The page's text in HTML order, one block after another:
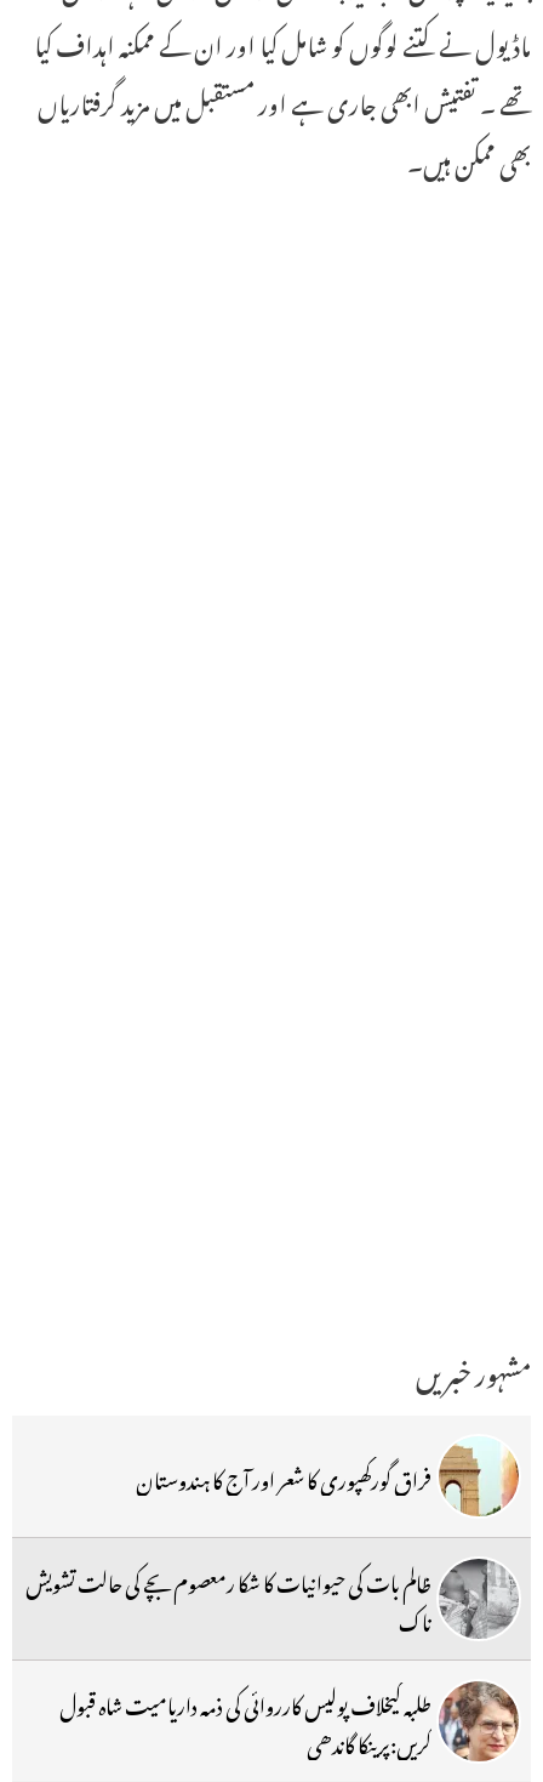
ماڈیول نے کتنے لوگوں کو شامل کیا اور ان کے ممکنہ اہداف کیا
تھے ۔ تفتیش ابھی جاری ہے اور مستقبل میں مزید گرفتاریاں
بھی ممکن ہیں۔
مشہور خبریں
فراق گورکھپوری کا شعر اور آج کا ہندوستان
ظالم بات کی حیوانیات کا شکا رمعصوم بچے کی حالت تشویش
ناک
طلبہ کیخلاف پولیس کارروائی کی ذمہ داریامیت شاہ قبول
کریں:پرینکا گاندھی